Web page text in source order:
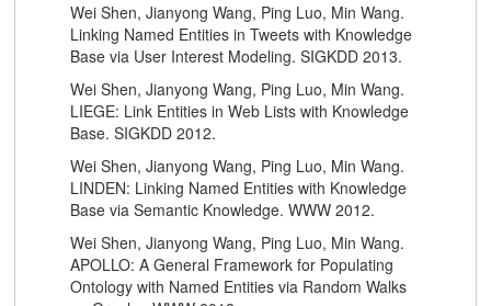
Wei Shen, Jianyong Wang, Ping Luo, Min Wang.
Linking Named Entities in Tweets with Knowledge
Base via User Interest Modeling. SIGKDD 2013.
Wei Shen, Jianyong Wang, Ping Luo, Min Wang.
LIEGE: Link Entities in Web Lists with Knowledge
Base. SIGKDD 2012.
Wei Shen, Jianyong Wang, Ping Luo, Min Wang.
LINDEN: Linking Named Entities with Knowledge
Base via Semantic Knowledge. WWW 2012.
Wei Shen, Jianyong Wang, Ping Luo, Min Wang.
APOLLO: A General Framework for Populating
Ontology with Named Entities via Random Walks